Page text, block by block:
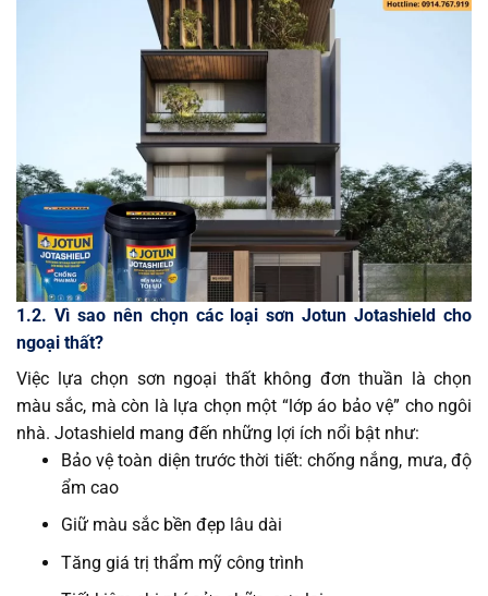
1.2. Vì sao nên chọn các loại sơn Jotun Jotashield cho
ngoại thất?
Việc lựa chọn sơn ngoại thất không đơn thuần là chọn
màu sắc, mà còn là lựa chọn một “lớp áo bảo vệ” cho ngôi
nhà. Jotashield mang đến những lợi ích nổi bật như:
Bảo vệ toàn diện trước thời tiết: chống nắng, mưa, độ
ẩm cao
Giữ màu sắc bền đẹp lâu dài
Tăng giá trị thẩm mỹ công trình